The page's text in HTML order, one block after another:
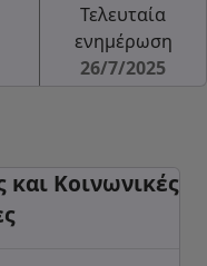
Τελευταία
ενημέρωση
26/7/2025
Κοινωνικές